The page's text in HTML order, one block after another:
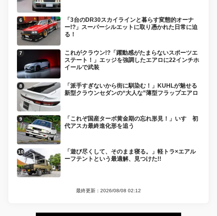
「3台のDR30スカイラインと暮らす変態的オーナ
ー!?」スーパーシルエットに取り憑かれた日常に迫
る！
これがクラウン!?「躍動感がたまらないスポーツエ
ステート！」エッジを強調したエアロに22インチホ
イールで武装
「派手すぎないから街に馴染む！」KUHLが魅せる
新型クラウンセダンの“大人な”薄型フラップエアロ
「これぞ国産ターボ黄金期の忘れ形見！」いすゞ初
代アスカ最終進化形を追う
「遊び尽くして、そのまま寝る。」軽トラ×エアル
ーフテントという最適解、見つけた!!
最終更新：2026/08/08 02:12